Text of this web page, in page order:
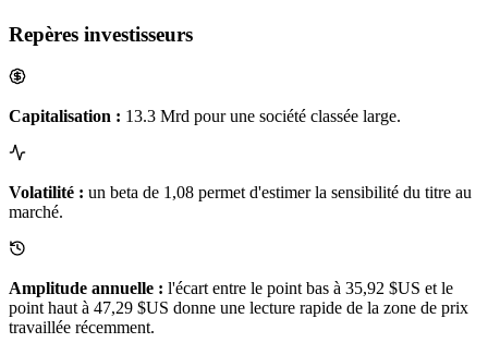
Repères investisseurs
Capitalisation : 13.3 Mrd pour une société classée large.
Volatilité : un beta de 1,08 permet d'estimer la sensibilité du titre au
marché.
Amplitude annuelle : l'écart entre le point bas à 35,92 $US et le
point haut à 47,29 $US donne une lecture rapide de la zone de prix
travaillée récemment.